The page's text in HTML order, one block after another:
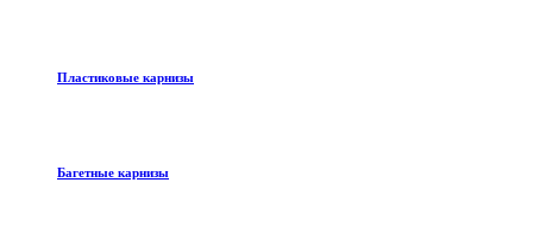
Пластиковые карнизы
Багетные карнизы